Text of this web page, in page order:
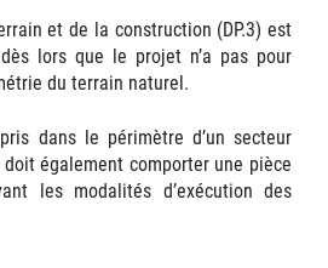
et de la construction (DP.3) est
lors que le projet n’a pas pour
du terrain naturel.
dans le périmètre d’un secteur
également comporter une pièce
les modalités d’exécution des